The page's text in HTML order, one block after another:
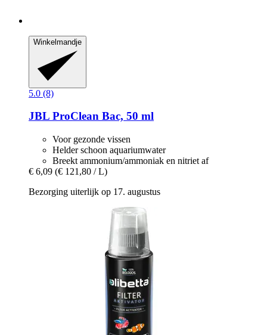
Winkelmandje
5.0 (8)
JBL ProClean Bac, 50 ml
Voor gezonde vissen
Helder schoon aquariumwater
Breekt ammonium/ammoniak en nitriet af
€ 6,09 (€ 121,80 / L)
Bezorging uiterlijk op 17. augustus